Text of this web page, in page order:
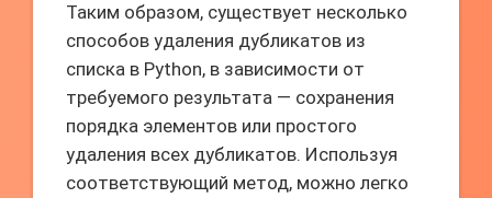
Таким образом, существует несколько
способов удаления дубликатов из
списка в Python, в зависимости от
требуемого результата — сохранения
порядка элементов или простого
удаления всех дубликатов. Используя
соответствующий метод, можно легко